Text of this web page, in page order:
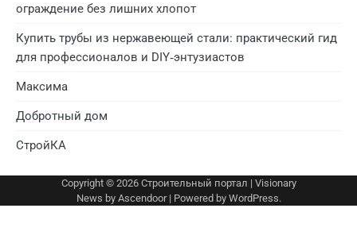
ограждение без лишних хлопот
Купить трубы из нержавеющей стали: практический гид
для профессионалов и DIY‑энтузиастов
Максима
Добротный дом
СтройКА
Copyright © 2026 Строительный портал | Visionary
News by Ascendoor| Powered by WordPress.